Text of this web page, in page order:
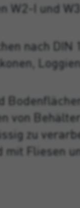
W2-I und
nach DIN
von
zu
mit Fliesen